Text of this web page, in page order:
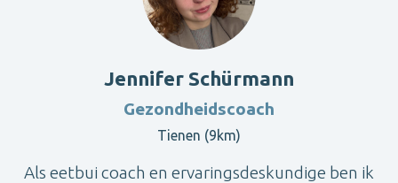
Jennifer Schürmann
Gezondheidscoach
Tienen (9km)
Als eetbui coach en ervaringsdeskundige ben ik